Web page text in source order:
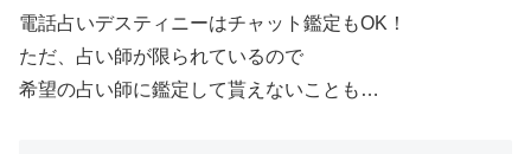
電話占いデスティニーはチャット鑑定もOK！
ただ、占い師が限られているので
希望の占い師に鑑定して貰えないことも…